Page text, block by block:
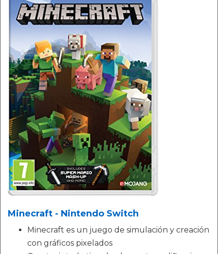
Minecraft - Nintendo Switch
Minecraft es un juego de simulación y creación
con gráficos pixelados